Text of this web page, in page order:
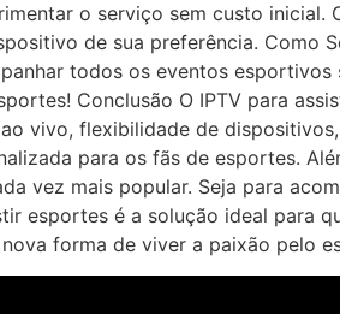
o serviço sem custo inicial.
de sua preferência. Como
todos os eventos esportivos
Conclusão O IPTV para
vivo, flexibilidade de
para os fãs de esportes.
vez mais popular. Seja para
esportes é a solução ideal para
forma de viver a paixão pelo